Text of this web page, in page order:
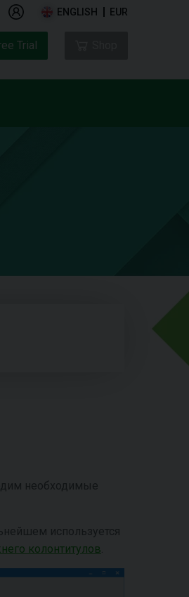
ENGLISH EUR
Trial
необходимые
используется
колонтитулов